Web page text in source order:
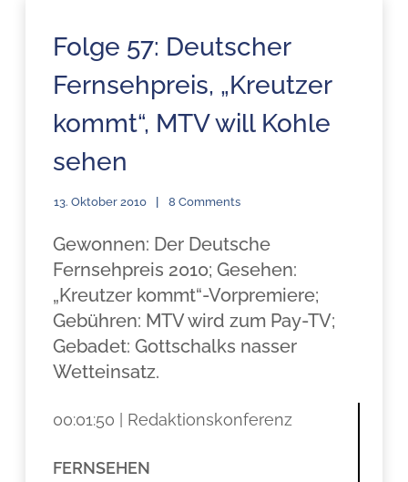
Folge 57: Deutscher
Fernsehpreis, „Kreutzer
kommt“, MTV will Kohle
sehen
13. Oktober 2010 8 Comments
Gewonnen: Der Deutsche
Fernsehpreis 2010; Gesehen:
„Kreutzer kommt“-Vorpremiere;
Gebühren: MTV wird zum Pay-TV;
Gebadet: Gottschalks nasser
Wetteinsatz.
00:01:50 | Redaktionskonferenz
FERNSEHEN